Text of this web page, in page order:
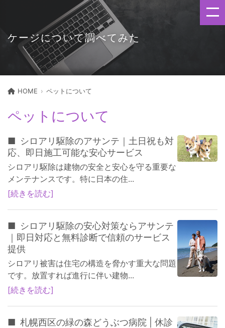
ケージについて調べてみた
HOME ペットについて
ペットについて
シロアリ駆除のアサンテ｜土日祝も対
応、即日施工可能な安心サービス
シロアリ駆除は建物の安全と安心を守る重要な
メンテナンスです。特に日本の住...
続きを読む
シロアリ駆除の安心対策ならアサンテ
｜即日対応と無料診断で信頼のサービス
提供
シロアリ被害は住宅の構造を脅かす重大な問題
です。放置すれば進行に伴い建物...
続きを読む
札幌西区の緑の森どうぶつ病院 | 休診